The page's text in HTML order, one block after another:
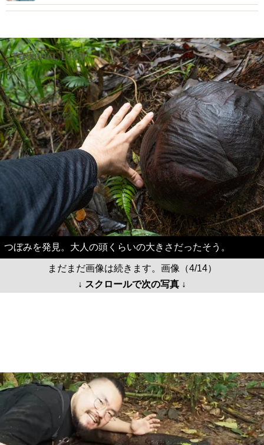
つぼみを発見。大人の頭くらいの大きさだったそう。
まだまだ画像は続きます。画像（4/14）
↓ スクロールで次の写真 ↓